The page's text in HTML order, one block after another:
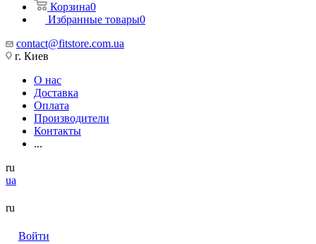
Корзина0
Избранные товары0
contact@fitstore.com.ua
г. Киев
О нас
Доставка
Оплата
Производители
Контакты
...
ru
ua
ru
Войти